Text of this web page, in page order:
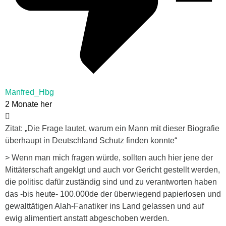
Manfred_Hbg
2 Monate her
Zitat: „Die Frage lautet, warum ein Mann mit dieser Biografie
überhaupt in Deutschland Schutz finden konnte“
> Wenn man mich fragen würde, sollten auch hier jene der
Mittäterschaft angeklgt und auch vor Gericht gestellt werden,
die politisc dafür zuständig sind und zu verantworten haben
das -bis heute- 100.000de der überwiegend papierlosen und
gewalttätigen Alah-Fanatiker ins Land gelassen und auf
ewig alimentiert anstatt abgeschoben werden.